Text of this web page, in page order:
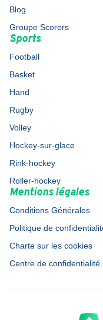
Blog
Groupe Scorers
Sports
Football
Basket
Hand
Rugby
Volley
Hockey-sur-glace
Rink-hockey
Roller-hockey
Mentions légales
Conditions Générales
Politique de
Charte sur les cookies
Centre de confidentialité